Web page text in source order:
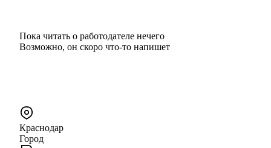
Пока читать о работодателе нечего
Возможно, он скоро что‑то напишет
Краснодар
Город